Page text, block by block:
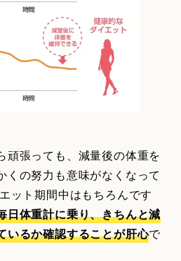
頑張っても、減量後の体重を
くの努力も意味がなくなって
ット期間中はもちろんです
日体重計に乗り、きちんと減
いるか確認することが肝心で